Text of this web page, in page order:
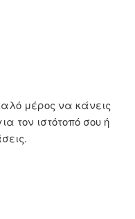
μέρος να κάνεις
τον ιστότοπό σου ή